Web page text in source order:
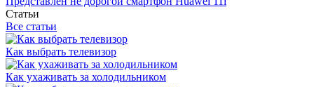
Статьи
Все статьи
Как выбрать телевизор
Как ухаживать за холодильником